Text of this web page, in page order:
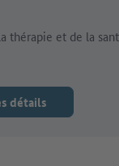
thérapie et de la
détails